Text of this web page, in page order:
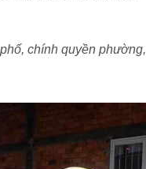
chính quyền phường,